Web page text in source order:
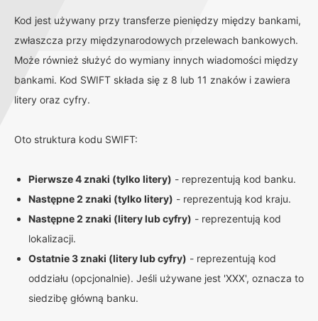
Kod jest używany przy transferze pieniędzy między bankami,
zwłaszcza przy międzynarodowych przelewach bankowych.
Może również służyć do wymiany innych wiadomości między
bankami. Kod SWIFT składa się z 8 lub 11 znaków i zawiera
litery oraz cyfry.
Oto struktura kodu SWIFT:
Pierwsze 4 znaki (tylko litery) - reprezentują kod banku.
Następne 2 znaki (tylko litery) - reprezentują kod kraju.
Następne 2 znaki (litery lub cyfry) - reprezentują kod
lokalizacji.
Ostatnie 3 znaki (litery lub cyfry) - reprezentują kod
oddziału (opcjonalnie). Jeśli używane jest 'XXX', oznacza to
siedzibę główną banku.